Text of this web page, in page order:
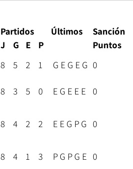
Partidos Últimos
Sanción
J G E P
Puntos
8 5 2 1 G E G E G 0
8 3 5 0 E G E E E 0
8 4 2 2 E E G P G 0
8 4 1 3 P G P G E 0